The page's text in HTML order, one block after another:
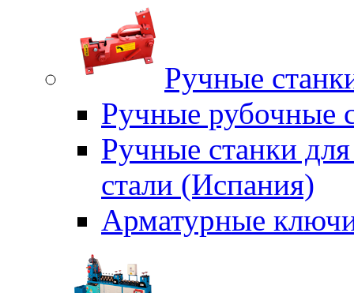
Ручные
Ручные рубочные
Ручные станки
стали (Испания)
Арматурные